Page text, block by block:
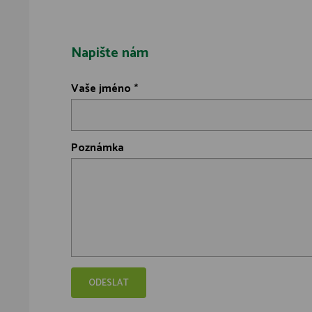
Napište nám
Vaše jméno *
Poznámka